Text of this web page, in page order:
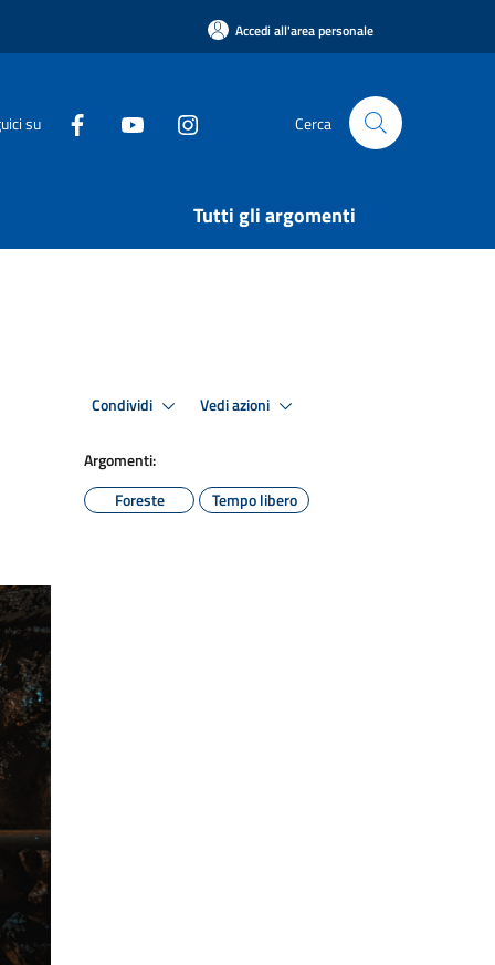
Accedi all'area personale
su Cerca
Tutti gli argomenti
Condividi Vedi azioni
Argomenti:
Foreste
Tempo libero